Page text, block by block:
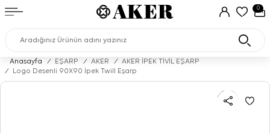
0
Anasayfa / EŞARP / AKER /
AKER İPEK TİVİL EŞARP
/
Logo Desenli 90X90 İpek Twill Eşarp